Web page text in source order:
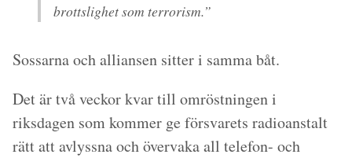
brottslighet som terrorism.”
Sossarna och alliansen sitter i samma båt.
Det är två veckor kvar till omröstningen i
riksdagen som kommer ge försvarets radioanstalt
rätt att avlyssna och övervaka all telefon- och